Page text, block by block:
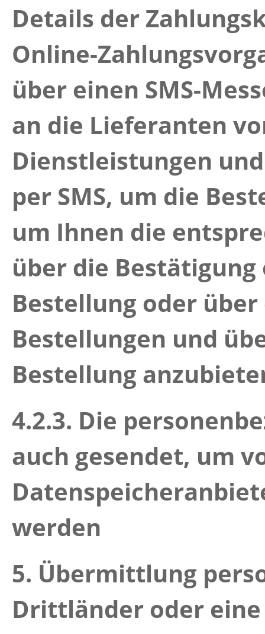
Details der
Online-
über einen SMS-
an die Lieferanten
Dienstleistungen
per SMS, um die
um Ihnen die
über die
Bestellung oder
Bestellungen und
Bestellung
4.2.3. Die
auch gesendet, um
werden
5. Übermittlung
Drittländer oder